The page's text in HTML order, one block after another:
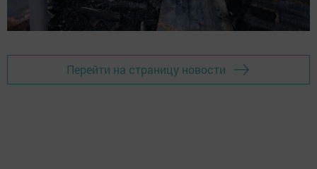
Перейти на страницу новости